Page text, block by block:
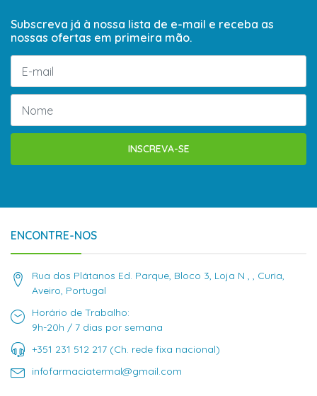
Subscreva já à nossa lista de e-mail e receba as
nossas ofertas em primeira mão.
INSCREVA-SE
ENCONTRE-NOS
Rua dos Plátanos Ed. Parque, Bloco 3, Loja N , , Curia,
Aveiro, Portugal
Horário de Trabalho:
9h-20h / 7 dias por semana
+351 231 512 217 (Ch. rede fixa nacional)
infofarmaciatermal@gmail.com